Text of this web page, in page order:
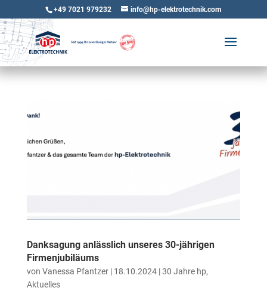
+49 7021 979232 info@hp-elektrotechnik.com
Danksagung anlässlich unseres 30-jährigen
Firmenjubiläums
von Vanessa Pfantzer| 18.10.2024|30 Jahre hp,
Aktuelles